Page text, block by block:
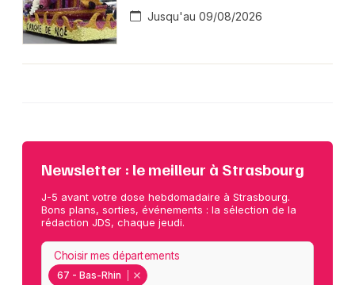
Jusqu'au 09/08/2026
Newsletter : le meilleur à Strasbourg
J-5 avant votre dose hebdomadaire à Strasbourg.
Bons plans, sorties, événements : la sélection de la
rédaction JDS, chaque jeudi.
67 - Bas-Rhin
Choisir mes départements